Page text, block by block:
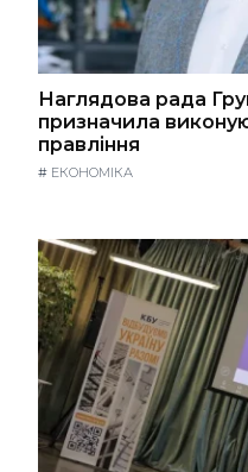
Наглядова рада
призначила
правління
# ЕКОНОМІКА